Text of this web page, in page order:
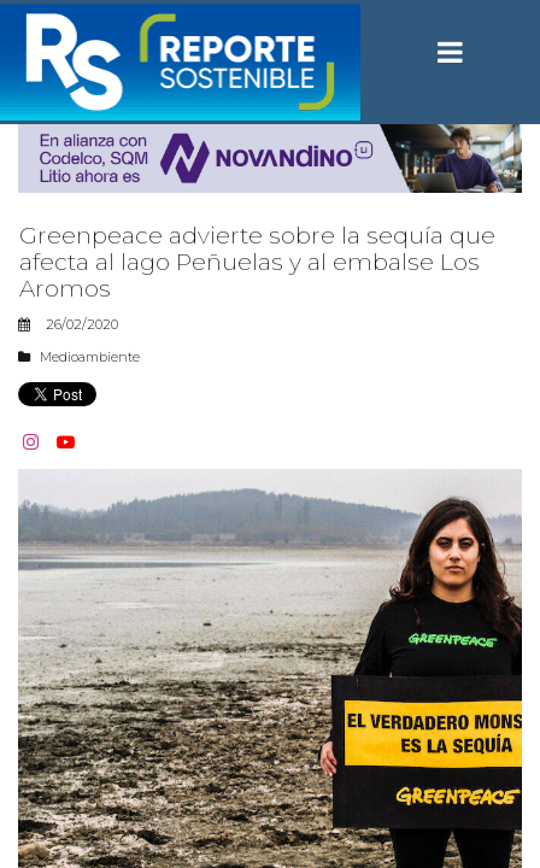
Greenpeace advierte sobre la sequía que
afecta al lago Peñuelas y al embalse Los
Aromos
26/02/2020
Medioambiente
 